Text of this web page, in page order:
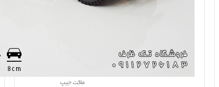
ماکت جیپ